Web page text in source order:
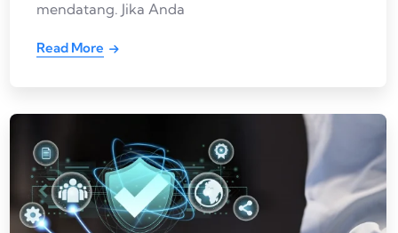
mendatang. Jika Anda
Read More